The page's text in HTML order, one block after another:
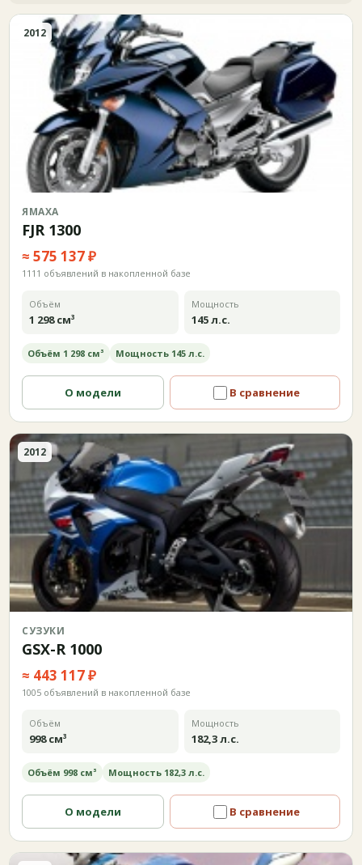
2012
ЯМАХА
FJR 1300
≈ 575 137 ₽
1111 объявлений в накопленной базе
Объём
1 298 см³
Мощность
145 л.с.
Объём 1 298 см³ Мощность 145 л.с.
О модели В сравнение
2012
СУЗУКИ
GSX-R 1000
≈ 443 117 ₽
1005 объявлений в накопленной базе
Объём
998 см³
Мощность
182,3 л.с.
Объём 998 см³ Мощность 182,3 л.с.
О модели В сравнение